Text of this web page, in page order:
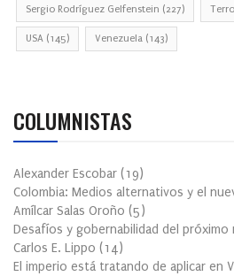
Sergio Rodríguez Gelfenstein (227)
USA (145) Venezuela (143)
COLUMNISTAS
Alexander Escobar (19)
Colombia: Medios alternativos y el
Amílcar Salas Oroño (5)
Desafíos y gobernabilidad del próximo
Carlos E. Lippo (14)
El imperio está tratando de aplicar en